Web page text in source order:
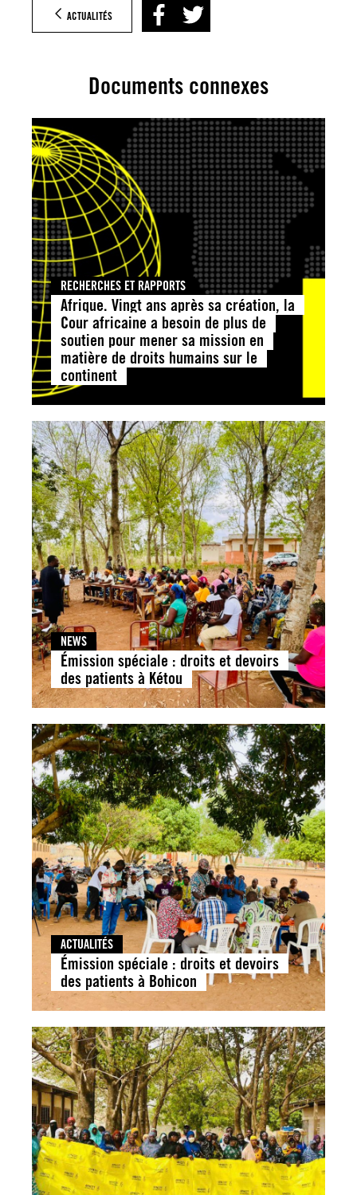
ACTUALITÉS
Documents connexes
RECHERCHES ET RAPPORTS
Afrique. Vingt ans après sa création, la
Cour africaine a besoin de plus de
soutien pour mener sa mission en
matière de droits humains sur le
continent
NEWS
Émission spéciale : droits et devoirs
des patients à Kétou
ACTUALITÉS
Émission spéciale : droits et devoirs
des patients à Bohicon